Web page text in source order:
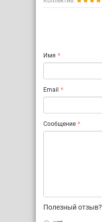
Имя
Email
Сообщение
Полезный отзыв?